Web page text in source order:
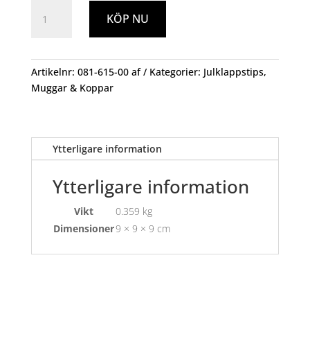
Kopp
Grå/Elfenben
KÖP NU
Artikelnr: 081-615-00 af Kategorier: Julklappstips,
Muggar & Koppar
Ytterligare information
Ytterligare information
Vikt
0.359 kg
Dimensioner9 × 9 × 9 cm